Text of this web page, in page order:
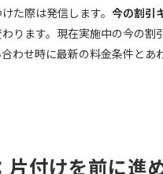
た際は発信します。 今の割引
ります。現在実施中の今の割
わせ時に最新の料金条件とあ
片付けを前に進